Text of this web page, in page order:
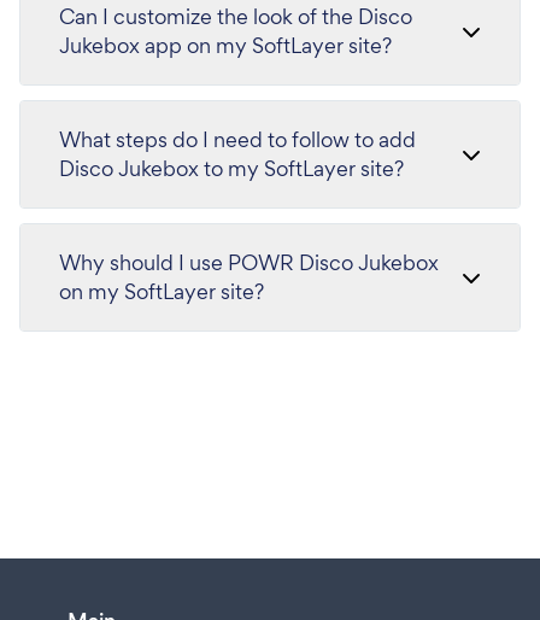
Can I customize the look of the Disco
Jukebox app on my SoftLayer site?
What steps do I need to follow to add
Disco Jukebox to my SoftLayer site?
Why should I use POWR Disco Jukebox
on my SoftLayer site?